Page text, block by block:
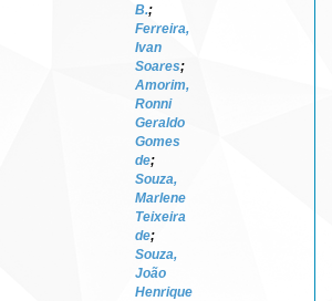
B.;
Ferreira,
Ivan
Soares;
Amorim,
Ronni
Geraldo
Gomes
de;
Souza,
Marlene
Teixeira
de;
Souza,
João
Henrique